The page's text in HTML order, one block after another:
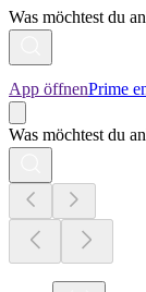
Was möchtest du
App öffnenPrime
Was möchtest du